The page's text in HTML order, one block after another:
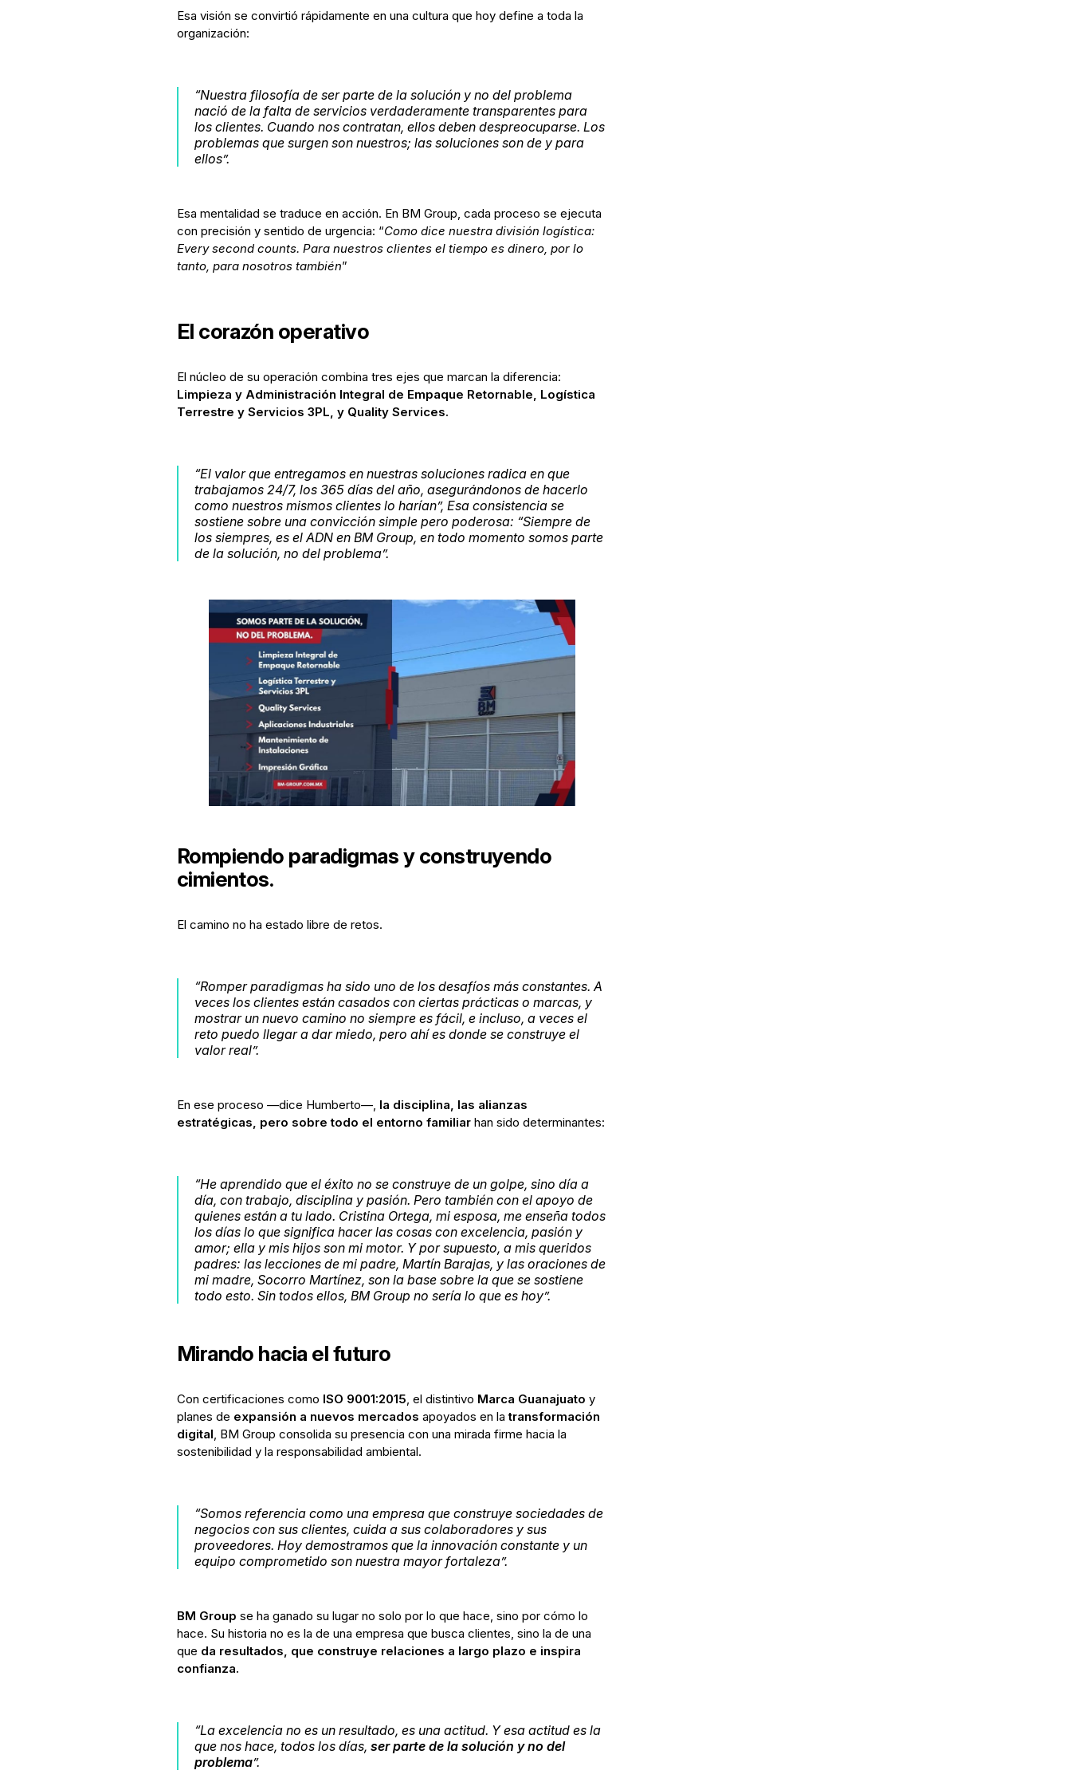
Esa visión se convirtió rápidamente en una cultura que hoy define a toda la
organización:
“Nuestra filosofía de ser parte de la solución y no del problema
nació de la falta de servicios verdaderamente transparentes para
los clientes. Cuando nos contratan, ellos deben despreocuparse. Los
problemas que surgen son nuestros; las soluciones son de y para
ellos”.
Esa mentalidad se traduce en acción. En BM Group, cada proceso se ejecuta
con precisión y sentido de urgencia: “Como dice nuestra división logística:
Every second counts. Para nuestros clientes el tiempo es dinero, por lo
tanto, para nosotros también”
El corazón operativo
El núcleo de su operación combina tres ejes que marcan la diferencia:
Limpieza y Administración Integral de Empaque Retornable, Logística
Terrestre y Servicios 3PL, y Quality Services.
“El valor que entregamos en nuestras soluciones radica en que
trabajamos 24/7, los 365 días del año, asegurándonos de hacerlo
como nuestros mismos clientes lo harían”, Esa consistencia se
sostiene sobre una convicción simple pero poderosa: “Siempre de
los siempres, es el ADN en BM Group, en todo momento somos parte
de la solución, no del problema”.
Rompiendo paradigmas y construyendo
cimientos.
El camino no ha estado libre de retos.
“Romper paradigmas ha sido uno de los desafíos más constantes. A
veces los clientes están casados con ciertas prácticas o marcas, y
mostrar un nuevo camino no siempre es fácil, e incluso, a veces el
reto puedo llegar a dar miedo, pero ahí es donde se construye el
valor real”.
En ese proceso —dice Humberto—, la disciplina, las alianzas
estratégicas, pero sobre todo el entorno familiarhan sido determinantes:
“He aprendido que el éxito no se construye de un golpe, sino día a
día, con trabajo, disciplina y pasión. Pero también con el apoyo de
quienes están a tu lado. Cristina Ortega, mi esposa, me enseña todos
los días lo que significa hacer las cosas con excelencia, pasión y
amor; ella y mis hijos son mi motor. Y por supuesto, a mis queridos
padres: las lecciones de mi padre, Martín Barajas, y las oraciones de
mi madre, Socorro Martínez, son la base sobre la que se sostiene
todo esto. Sin todos ellos, BM Group no sería lo que es hoy”.
Mirando hacia el futuro
Con certificaciones como ISO 9001:2015, el distintivo Marca Guanajuato y
planes de expansión a nuevos mercados apoyados en latransformación
digital, BM Group consolida su presencia con una mirada firme hacia la
sostenibilidad y la responsabilidad ambiental.
“Somos referencia como una empresa que construye sociedades de
negocios con sus clientes, cuida a sus colaboradores y sus
proveedores. Hoy demostramos que la innovación constante y un
equipo comprometido son nuestra mayor fortaleza”.
BM Group se ha ganado su lugar no solo por lo que hace, sino por cómo lo
hace. Su historia no es la de una empresa que busca clientes, sino la de una
que da resultados, que construye relaciones a largo plazo e inspira
confianza.
“La excelencia no es un resultado, es una actitud. Y esa actitud es la
que nos hace, todos los días, ser parte de la solución y no del
problema”.